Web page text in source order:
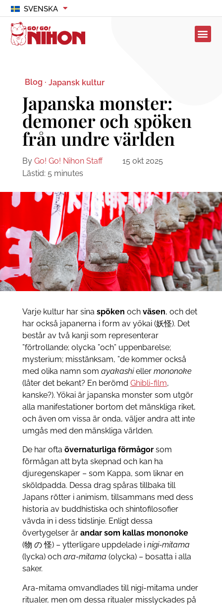
SVENSKA
Blog · Japansk kultur
Japanska monster:
demoner och spöken
från undre världen
By Go! Go! Nihon Staff
15 okt 2025
Lästid: 5 minutes
Varje kultur har sina spöken och väsen, och det
har också japanerna i form av yōkai (妖怪). Det
består av två kanji som representerar
”förtrollande; olycka ”och” uppenbarelse;
mysterium; misstänksam, ”de kommer också
med olika namn som ayakashieller mononoke
(låter det bekant? En berömd Ghibli-film,
kanske?). Yōkai är japanska monster som utgör
alla manifestationer bortom det mänskliga riket,
och även om vissa är onda, väljer andra att inte
umgås med den mänskliga världen.
De har ofta övernaturliga förmågorsom
förmågan att byta skepnad och kan ha
djuregenskaper – som Kappa, som liknar en
sköldpadda. Dessa drag spåras tillbaka till
Japans rötter i animism, tillsammans med dess
historia av buddhistiska och shintofilosofier
vävda in i dess tidslinje. Enligt dessa
övertygelser är andar som kallas mononoke
(物 の 怪) – ytterligare uppdelade i nigi-mitama
(lycka) och ara-mitama (olycka) – bosatta i alla
saker.
Ara-mitama omvandlades till nigi-mitama under
ritualer, men om dessa ritualer misslyckades på